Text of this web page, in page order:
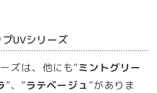
UVシリーズ
ズは、他にも“ミントグリー
”、“ラテベージュ ”がありま